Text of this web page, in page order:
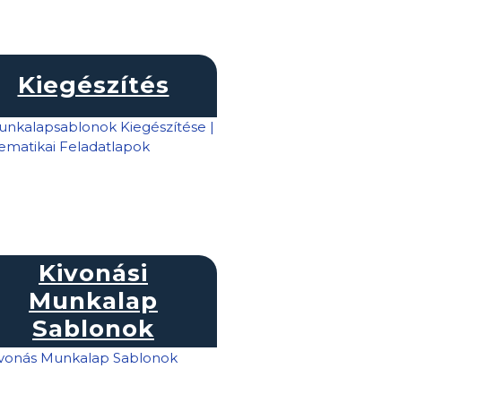
Kiegészítés
Kivonási
Munkalap
Sablonok